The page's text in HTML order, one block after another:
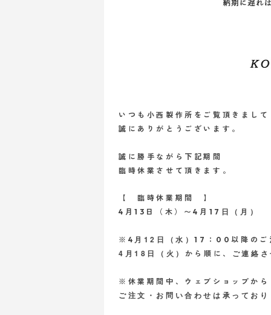
いつも小西製作所をご覧頂きまして
誠にありがとうございます。
誠に勝手ながら下記期間
臨時休業させて頂きます。
【 臨時休業期間 】
4月13日（木 ）〜4月17 日（月）
※4 月12日（水）17：00以降のご
4月18日（火） から順に、 ご連絡
※休業期間中、ウェブショップから
ご注文・お問い合わせは 承ってお